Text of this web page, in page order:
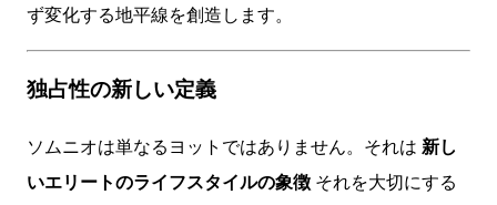
ず変化する地平線を創造します。
独占性の新しい定義
ソムニオは単なるヨットではありません。それは 新し
いエリートのライフスタイルの象徴 それを大切にする